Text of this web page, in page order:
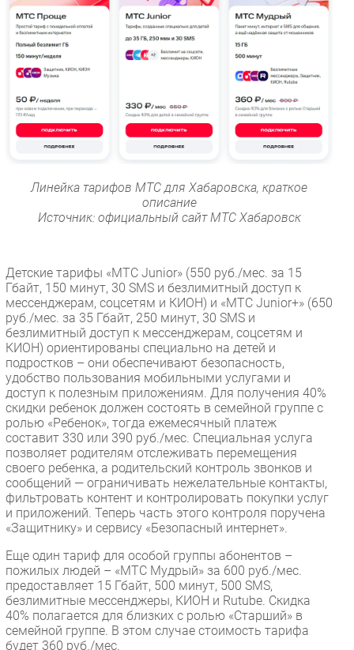
Линейка тарифов МТС для Хабаровска, краткое
описание
Источник: официальный сайт МТС Хабаровск
Детские тарифы «МТС Junior» (550 руб./мес. за 15
Гбайт, 150 минут, 30 SMS и безлимитный доступ к
мессенджерам, соцсетям и КИОН) и «МТС Junior+» (650
руб./мес. за 35 Гбайт, 250 минут, 30 SMS и
безлимитный доступ к мессенджерам, соцсетям и
КИОН) ориентированы специально на детей и
подростков – они обеспечивают безопасность,
удобство пользования мобильными услугами и
доступ к полезным приложениям. Для получения 40%
скидки ребенок должен состоять в семейной группе с
ролью «Ребенок», тогда ежемесячный платеж
составит 330 или 390 руб./мес. Специальная услуга
позволяет родителям отслеживать перемещения
своего ребенка, а родительский контроль звонков и
сообщений — ограничивать нежелательные контакты,
фильтровать контент и контролировать покупки услуг
и приложений. Теперь часть этого контроля поручена
«Защитнику» и сервису «Безопасный интернет».
Еще один тариф для особой группы абонентов –
пожилых людей – «МТС Мудрый» за 600 руб./мес.
предоставляет 15 Гбайт, 500 минут, 500 SMS,
безлимитные мессенджеры, КИОН и Rutube. Скидка
40% полагается для близких с ролью «Старший» в
семейной группе. В этом случае стоимость тарифа
будет 360 руб./мес.